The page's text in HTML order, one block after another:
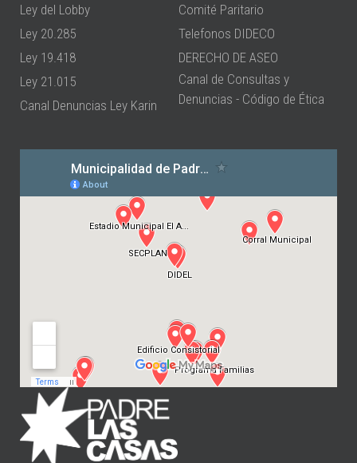
Ley del Lobby
Ley 20.285
Ley 19.418
Ley 21.015
Canal Denuncias Ley Karin
Comité Paritario
Telefonos DIDECO
DERECHO DE ASEO
Canal de Consultas y
Denuncias - Código de Ética